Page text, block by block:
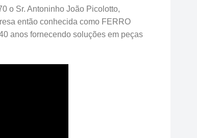
o Sr. Antoninho João Picolotto,
então conhecida como FERRO
anos fornecendo soluções em peças